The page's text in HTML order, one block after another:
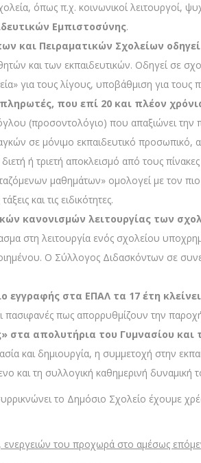
όπως π.χ. κοινωνικοί λειτουργοί,
Εμπιστοσύνης.
και Πειραματικών Σχολείων
και των εκπαιδευτικών. Οδηγεί σε
για τους λίγους, υποβάθμιση για τους
που επί 20 και πλέον
(προσοντολόγιο) που απαξιώνει την
σε μόνιμο εκπαιδευτικό προσωπικό,
ή τριετή αποκλεισμό από τους
μαθημάτων» ομολογεί με τον
και τις ειδικότητες.
κανονισμών λειτουργίας των
στη λειτουργία ενός σχολείου
Ο Σύλλογος Διδασκόντων σε
εγγραφής στα ΕΠΑΛ τα 17 έτη
πασιφανές πως απορρυθμίζουν την
στα απολυτήρια του Γυμνασίου και
και δημιουργία, η συμμετοχή στην
και τη συλλογική καθημερινή δυναμική
το Δημόσιο Σχολείο έχουμε
του προχωρά στο αμέσως